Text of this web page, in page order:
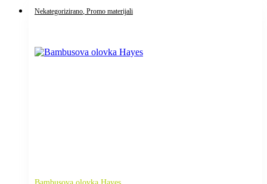
Nekategorizirano , Promo materijali